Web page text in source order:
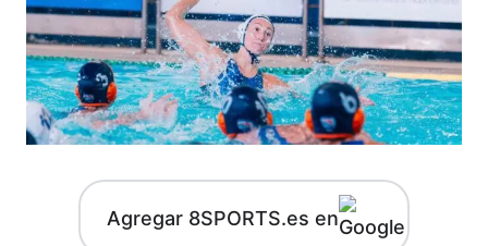
Agregar 8SPORTS.es en